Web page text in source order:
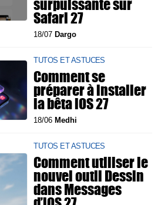
Safari 27
18/07 Dargo
TUTOS ET ASTUCES
Comment se
préparer à installer
la bêta iOS 27
18/06 Medhi
TUTOS ET ASTUCES
Comment utiliser le
nouvel outil Dessin
dans Messages